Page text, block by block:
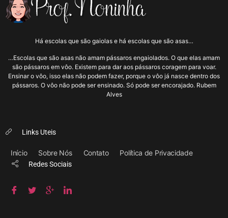
Há escolas que são gaiolas e há escolas que são asas…
…Escolas que são asas não amam pássaros engaiolados. O que elas amam
são pássaros em vôo. Existem para dar aos pássaros coragem para voar.
Ensinar o vôo, isso elas não podem fazer, porque o vôo já nasce dentro dos
pássaros. O vôo não pode ser ensinado. Só pode ser encorajado. Rubem
Alves
Links Uteis
Início Sobre Nós Contato Política de Privacidade
Redes Sociais